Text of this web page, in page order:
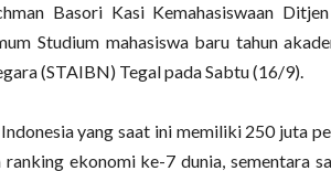
Basori Kasi Kemahasiswaan
Studium mahasiswa baru tahun
(STAIBN) Tegal pada Sabtu (16/9).
yang saat ini memiliki 250 juta
ranking ekonomi ke-7 dunia, sementara